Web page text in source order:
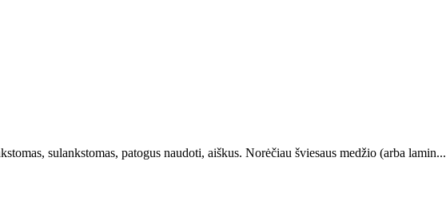
sulankstomas, patogus naudoti, aiškus. Norėčiau šviesaus medžio (arba lamin...